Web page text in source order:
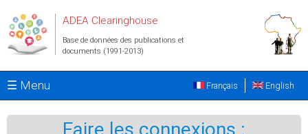
ADEA Clearinghouse
Base de données des publications et
documents (1991-2013)
☰ Menu English
Français